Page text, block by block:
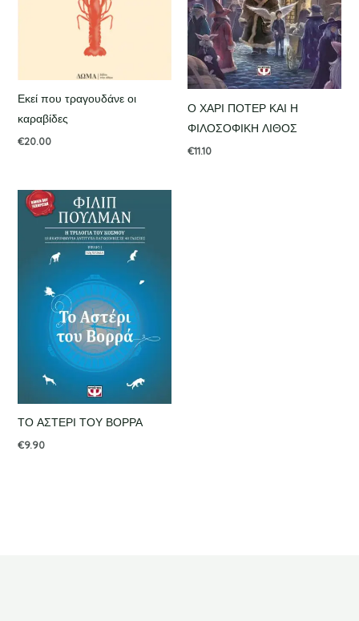
Εκεί που τραγουδάνε οι
καραβίδες
€20.00
Ο ΧΑΡΙ ΠΟΤΕΡ ΚΑΙ Η
ΦΙΛΟΣΟΦΙΚΗ ΛΙΘΟΣ
€11.10
ΤΟ ΑΣΤΕΡΙ ΤΟΥ ΒΟΡΡΑ
€9.90